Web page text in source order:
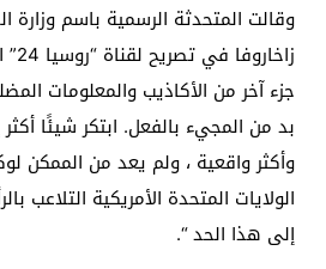
وقالت المتحدثة الرسمية باسم وزارة
جزء آخر من الأكاذيب والمعلومات
بد من المجيء بالفعل. ابتكر شيئًا
وأكثر واقعية ، ولم يعد من الممكن
الولايات المتحدة الأمريكية التلاعب
إلى هذا الحد “.